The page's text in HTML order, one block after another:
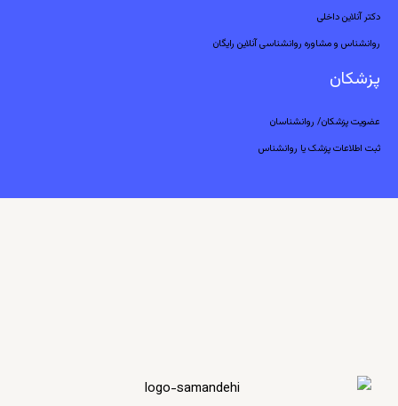
دکتر آنلاین داخلی
روانشناس و مشاوره روانشناسی آنلاین رایگان
پزشکان
عضویت پزشکان/ روانشناسان
ثبت اطلاعات پزشک یا روانشناس